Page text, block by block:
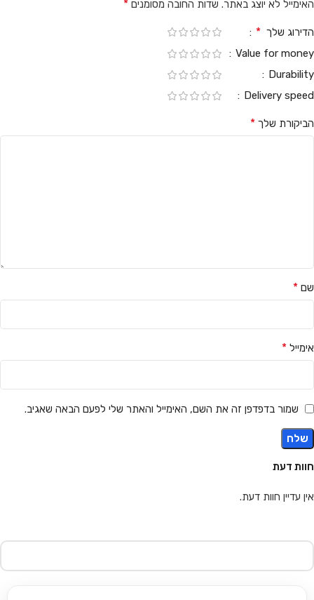
חוות דעת
אין עדיין חוות דעת.
האימייל לא יוצג באתר. שדות החובה מסומנים *
הדירוג שלך *
Value for money
Durability
Delivery speed
הביקורת שלך *
שם *
אימייל *
שמור בדפדפן זה את השם, האימייל והאתר שלי לפעם הבאה שאגיב.